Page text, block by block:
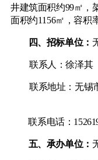
井建筑面积约99㎡，
面积约1156㎡，容积
四、招标单位：
联系人：徐泽其
联系地址：无锡
联系电话：
五、承办单位：